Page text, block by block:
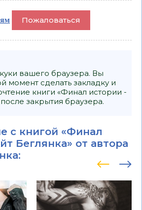
Пожаловаться
вашего браузера. Вы
момент сделать закладку и
книги «Финал истории -
закрытия браузера.
с книгой «Финал
Беглянка» от автора
: